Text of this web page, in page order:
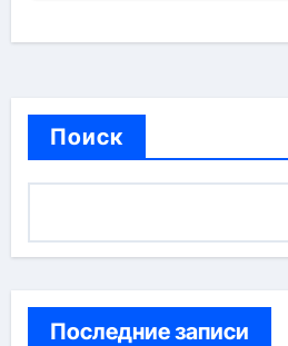
Поиск
Последние записи